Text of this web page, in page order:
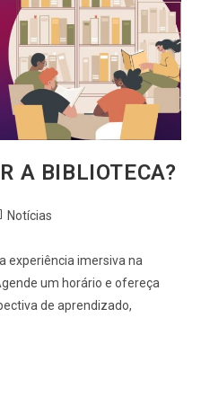
A BIBLIOTECA?
Notícias
experiência imersiva na
um horário e ofereça
de aprendizado,